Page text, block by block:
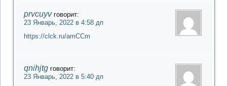
prvcuyv говорит:
23 Январь, 2022 в 4:58 дп
https://clck.ru/amCCm
qnihjtg говорит:
23 Январь, 2022 в 5:40 дп